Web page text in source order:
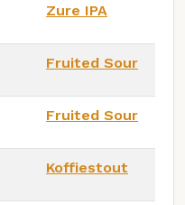
Zure IPA
Fruited Sour
Fruited Sour
Koffiestout